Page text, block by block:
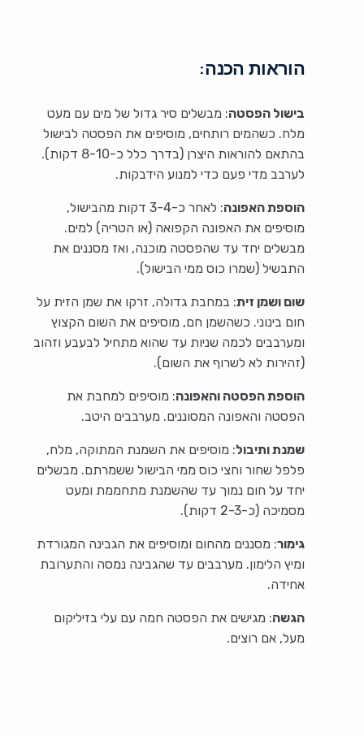
הוראות הכנה:
בישול הפסטה: מבשלים סיר גדול של מים עם מעט
מלח. כשהמים רותחים, מוסיפים את הפסטה לבישול
בהתאם להוראות היצרן (בדרך כלל כ-8-10 דקות).
לערבב מדי פעם כדי למנוע הידבקות.
הוספת האפונה
: לאחר כ-3-4 דקות מהבישול,
מוסיפים את האפונה הקפואה (או הטריה) למים.
מבשלים יחד עד שהפסטה מוכנה, ואז מסננים את
התבשיל (שמרו כוס ממי הבישול).
שום ושמן זית: במחבת גדולה, זרקו את שמן הזית על
חום בינוני. כשהשמן חם, מוסיפים את השום הקצוץ
ומערבבים לכמה שניות עד שהוא מתחיל לבעבע וזהוב
(זהירות לא לשרוף את השום).
הוספת הפסטה והאפונה: מוסיפים למחבת את
הפסטה והאפונה המסוננים. מערבבים היטב.
שמנת ותיבול: מוסיפים את השמנת המתוקה, מלח,
פלפל שחור וחצי כוס ממי הבישול ששמרתם. מבשלים
יחד על חום נמוך עד שהשמנת מתחממת ומעט
מסמיכה (כ-2-3 דקות).
גימור: מסננים מהחום ומוסיפים את הגבינה המגורדת
ומיץ הלימון. מערבבים עד שהגבינה נמסה והתערובת
אחידה.
הגשה: מגישים את הפסטה חמה עם עלי בזיליקום
מעל, אם רוצים.